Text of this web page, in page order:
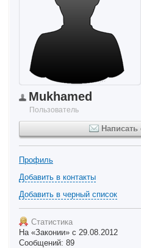
Mukhamed
Пользователь
Профиль
Добавить в контакты
Добавить в черный список
Статистика
На «Законии» с 29.08.2012
Сообщений: 89